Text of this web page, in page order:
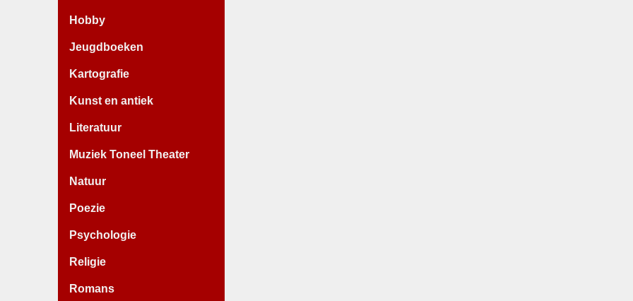
Hobby
Jeugdboeken
Kartografie
Kunst en antiek
Literatuur
Muziek Toneel Theater
Natuur
Poezie
Psychologie
Religie
Romans